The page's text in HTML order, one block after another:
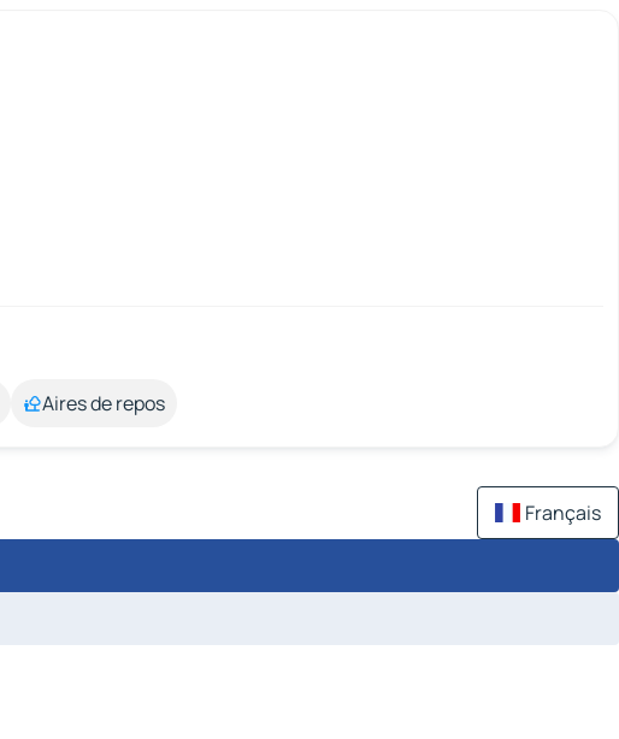
Aires de repos
Français